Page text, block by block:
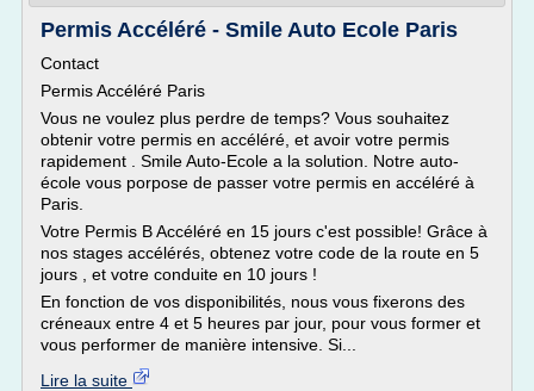
Permis Accéléré - Smile Auto Ecole Paris
Contact
Permis Accéléré Paris
Vous ne voulez plus perdre de temps? Vous souhaitez
obtenir votre permis en accéléré, et avoir votre permis
rapidement . Smile Auto-Ecole a la solution. Notre auto-
école vous porpose de passer votre permis en accéléré à
Paris.
Votre Permis B Accéléré en 15 jours c'est possible! Grâce à
nos stages accélérés, obtenez votre code de la route en 5
jours , et votre conduite en 10 jours !
En fonction de vos disponibilités, nous vous fixerons des
créneaux entre 4 et 5 heures par jour, pour vous former et
vous performer de manière intensive. Si...
Lire la suite